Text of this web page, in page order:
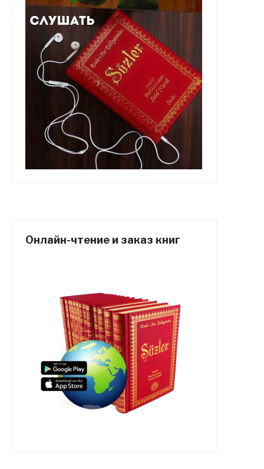
Онлайн-чтение и заказ книг